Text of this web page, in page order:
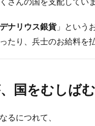
デナリウス銀貨」という
たり、兵士のお給料を
国をむしばむ
るにつれて、